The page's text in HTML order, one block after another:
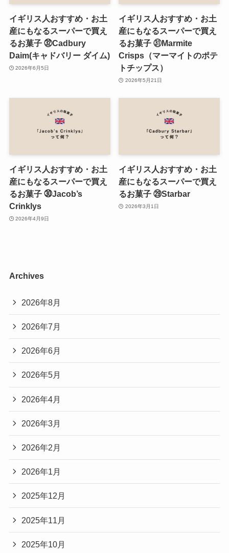
イギリス人おすすめ・お土
産にもなるスーパーで買え
るお菓子 ㉜Cadbury
Daim(キャドバリー ダイム)
2026年6月5日
イギリス人おすすめ・お土
産にもなるスーパーで買え
るお菓子 ㉛Marmite
Crisps（マーマイトのポテ
トチップス）
2026年5月21日
イギリス人おすすめ・お土
産にもなるスーパーで買え
るお菓子 ㉚Jacob’s
Crinklys
2026年4月9日
イギリス人おすすめ・お土
産にもなるスーパーで買え
るお菓子 ㉙Starbar
2026年3月1日
Archives
2026年8月
2026年7月
2026年6月
2026年5月
2026年4月
2026年3月
2026年2月
2026年1月
2025年12月
2025年11月
2025年10月